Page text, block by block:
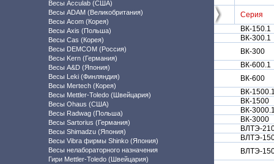
Весы Acculab (США)
Весы ADAM (Великобритания)
Весы Acom (Корея)
Весы Axis (Польша)
Весы Cas (Корея)
Весы DEMCOM (Россия)
Весы Kern (Германия)
Весы A&D (Япония)
Весы Leki (Финляндия)
Весы Mertech (Корея)
Весы Mettler-Toledo (Швейцария)
Весы Ohaus (США)
Весы Radwag (Польша)
Весы Sartorius (Германия)
Весы Shimadzu (Япония)
Весы Vibra фирмы Shinko (Япония)
Весы нелабораторного назначения
Гири Mettler-Toledo (Швейцария)
Серия
ВК-150.1
ВК-300.1
ВК-300
ВК-600.1
ВК-600
ВК-
ВК-1500
ВК-
ВК-3000
ВЛТЭ-
ВЛТЭ-
ВЛТЭ-